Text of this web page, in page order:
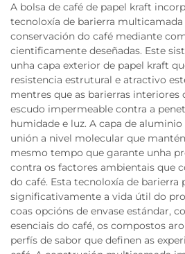
A bolsa de café de papel kraft
tecnoloxía de barierra
conservación do café mediante
cientificamente deseñadas. Este
unha capa exterior de papel kraft
resistencia estrutural e atractivo
mentres que as barierras interiores
escudo impermeable contra a
humidade e luz. A capa de
unión a nivel molecular que
mesmo tempo que garante unha
contra os factores ambientais que
do café. Esta tecnoloxía de barierra
significativamente a vida útil do
coas opcións de envase estándar,
esenciais do café, os compostos
perfís de sabor que definen as